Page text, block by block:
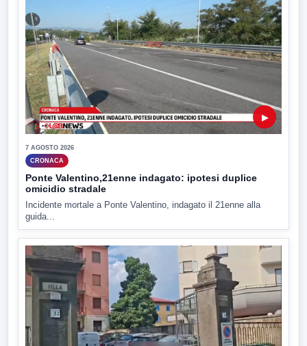
▶
7 AGOSTO 2026
CRONACA
Ponte Valentino,21enne indagato: ipotesi duplice
omicidio stradale
Incidente mortale a Ponte Valentino, indagato il 21enne alla
guida...